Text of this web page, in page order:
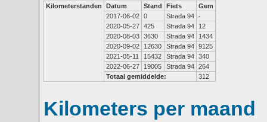
Kilometerstanden
Datum Stand Fiets
Gem
2017-06-02 0 Strada 94 -
2020-05-27 425 Strada 94
12
2020-08-03 3630 Strada 94
1434
2020-09-02
12630 Strada 94 9125
2021-05-11
15432 Strada 94 340
2022-06-27
19005 Strada 94 264
Totaal gemiddelde:
312
Kilometers per maand